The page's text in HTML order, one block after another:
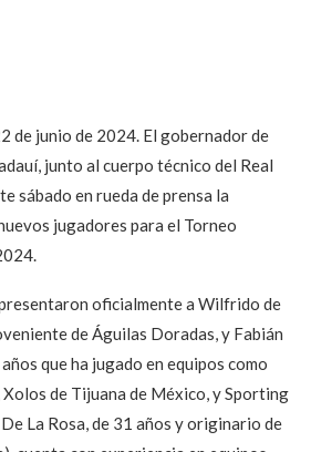
de junio de 2024. El gobernador de
junto al cuerpo técnico del Real
sábado en rueda de prensa la
jugadores para el Torneo
oficialmente a Wilfrido de
de Águilas Doradas, y Fabián
que ha jugado en equipos como
de Tijuana de México, y Sporting
La Rosa, de 31 años y originario de